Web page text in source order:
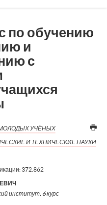
по обучению
и
с
УЧЁНЫХ
И ТЕХНИЧЕСКИЕ НАУКИ
372.862
институт, 6 курс